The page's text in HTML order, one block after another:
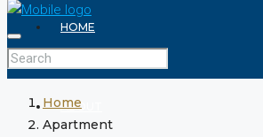
HOME
ABOUT
Home
Apartment